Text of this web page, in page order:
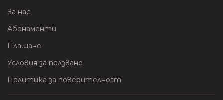
За нас
Абонаменти
Плащане
Условия за ползване
Политика за поверителност